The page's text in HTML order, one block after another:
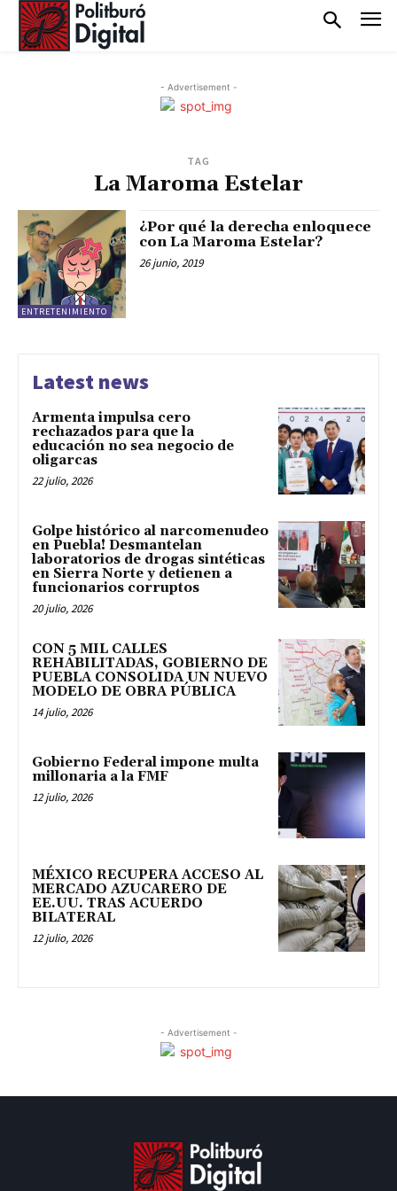
- Advertisement -
TAG
La Maroma Estelar
ENTRETENIMIENTO
¿Por qué la derecha enloquece
con La Maroma Estelar?
26 junio, 2019
Latest news
Armenta impulsa cero
rechazados para que la
educación no sea negocio de
oligarcas
22 julio, 2026
Golpe histórico al narcomenudeo
en Puebla! Desmantelan
laboratorios de drogas sintéticas
en Sierra Norte y detienen a
funcionarios corruptos
20 julio, 2026
CON 5 MIL CALLES
REHABILITADAS, GOBIERNO DE
PUEBLA CONSOLIDA UN NUEVO
MODELO DE OBRA PÚBLICA
14 julio, 2026
Gobierno Federal impone multa
millonaria a la FMF
12 julio, 2026
MÉXICO RECUPERA ACCESO AL
MERCADO AZUCARERO DE
EE.UU. TRAS ACUERDO
BILATERAL
12 julio, 2026
- Advertisement -